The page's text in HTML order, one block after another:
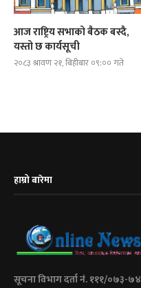
आज राष्ट्रिय सभाको बैठक बस्दै,
यस्तो छ कार्यसूची
२०८३ श्रावण २१, बिहीबार ०९:०० गते
हाम्रो बारेमा
सूचना विभाग दर्ता नं. १११/०७३-७४